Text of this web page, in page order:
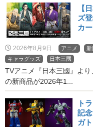
【
ズ
カ
2026年8月9日 アニメ
キャラグッズ
日本三國
TVアニメ『日本三國』よ
の新商品が2026年1...
ト
記
ガ